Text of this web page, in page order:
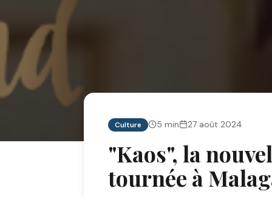
Culture 5 min 27 août 2024
"Kaos", la
tournée à